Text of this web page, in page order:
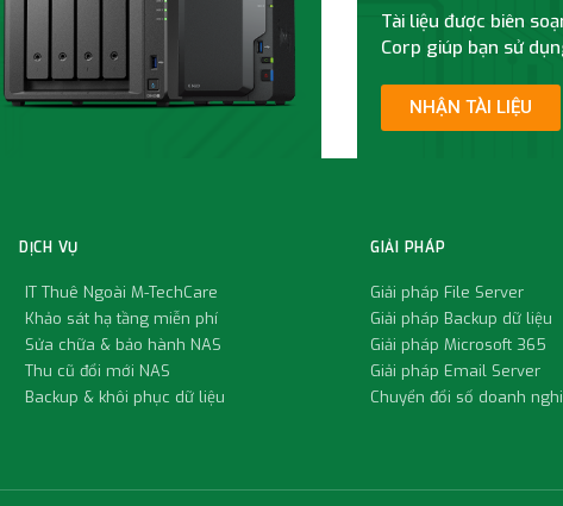
Tài liệu được biên
Corp giúp bạn sử
NHẬN TÀI LIỆU
DỊCH VỤ
IT Thuê Ngoài M-TechCare
Khảo sát hạ tầng miễn phí
Sửa chữa & bảo hành NAS
Thu cũ đổi mới NAS
Backup & khôi phục dữ liệu
GIẢI PHÁP
Giải pháp File Server
Giải pháp Backup dữ liệu
Giải pháp Microsoft 365
Giải pháp Email Server
Chuyển đổi số doanh